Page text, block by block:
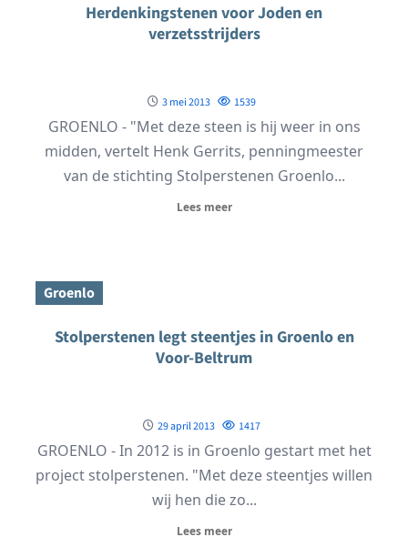
Herdenkingstenen voor Joden en
verzetsstrijders
3 mei 2013 1539
GROENLO - "Met deze steen is hij weer in ons
midden, vertelt Henk Gerrits, penningmeester
van de stichting Stolperstenen Groenlo...
Lees meer
Groenlo
Stolperstenen legt steentjes in Groenlo en
Voor-Beltrum
29 april 2013 1417
GROENLO - In 2012 is in Groenlo gestart met het
project stolperstenen. "Met deze steentjes willen
wij hen die zo...
Lees meer